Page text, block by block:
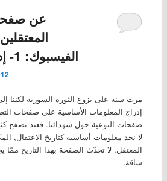
عن
الفيسبوك: 1- إدراج المعلومات
مرت سنة على بزوغ الثورة السورية لكننا
إدراج المعلومات الأساسية على صفحات
صفحات التوعية حول شهدائنا. فعند تصفح
لا نجد معلومات أساسية كتاريخ الاعتقال,
المعتقل, لا تحدّث الصفحة بهذا التاريخ ممّا
شاقة.